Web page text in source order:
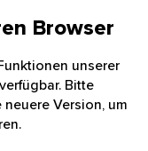
Browser
unserer
Bitte
Version, um